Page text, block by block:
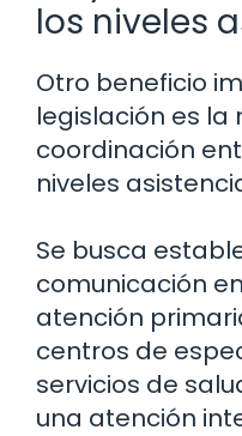
los niveles
Otro beneficio
legislación es la
coordinación
niveles
Se busca
comunicación
atención
centros de
servicios de
una atención